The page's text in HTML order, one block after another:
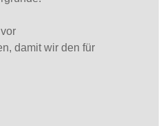
damit wir den für